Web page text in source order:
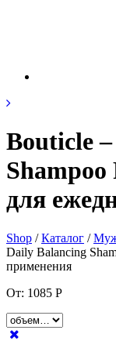
Bouticle
для
Shop /Каталог /
Daily Balancing
применения
От: 1085 Р